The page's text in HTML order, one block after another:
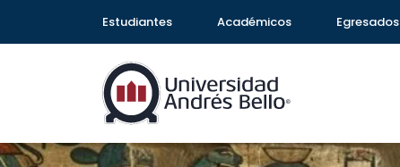
Estudiantes Académicos Egresados